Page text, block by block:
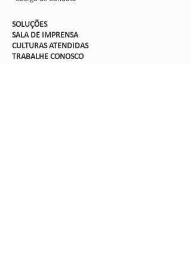
SOLUÇÕES
SALA DE IMPRENSA
CULTURAS ATENDIDAS
TRABALHE CONOSCO